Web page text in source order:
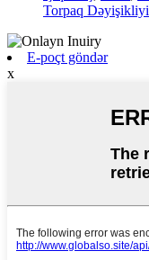
Torpaq Dəyişikliyi
E-poçt göndər
x